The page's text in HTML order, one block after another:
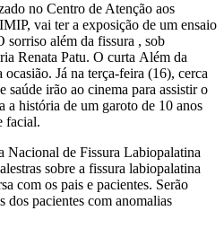
no Centro de Atenção aos
vai ter a exposição de um ensaio
além da fissura , sob
Renata Patu. O curta Além da
Já na terça-feira (16), cerca
saúde irão ao cinema para assistir o
história de um garoto de 10 anos
facial.
Nacional de Fissura Labiopalatina
sobre a fissura labiopalatina
com os pais e pacientes. Serão
dos pacientes com anomalias